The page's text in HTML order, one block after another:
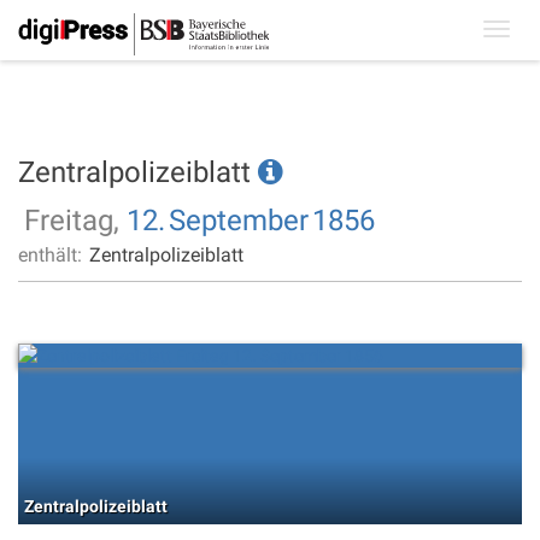
Zentralpolizeiblatt
Freitag, 12.September1856
enthält: Zentralpolizeiblatt
Zentralpolizeiblatt